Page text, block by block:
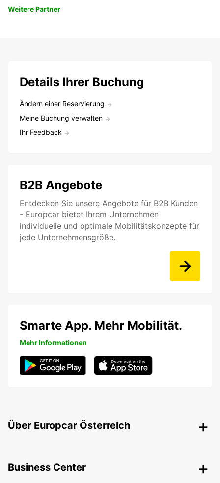
Weitere Partner
Details Ihrer Buchung
Ändern einer Reservierung
Meine Buchung verwalten
Ihr Feedback
B2B Angebote
Entdecken Sie unsere Angebote für B2B Kunden
- Europcar bietet Ihrem Unternehmen
individuelle und optimale Mobilitätskonzepte für
jede Unternehmensgröße.
Smarte App. Mehr Mobilität.
Mehr Informationen
Über Europcar Österreich
Business Center